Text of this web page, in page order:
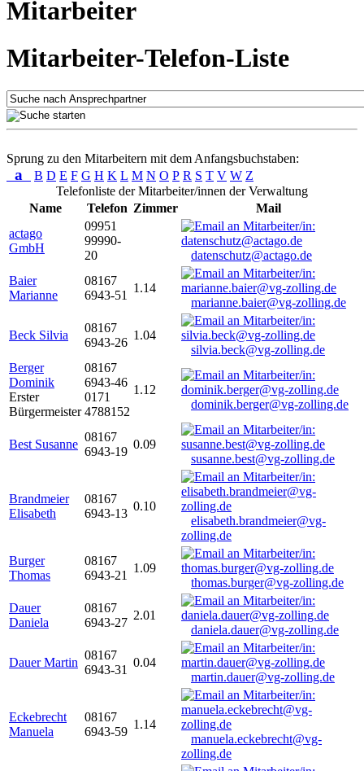
Mitarbeiter
Mitarbeiter-Telefon-Liste
Sprung zu den Mitarbeitern mit dem Anfangsbuchstaben:
a B D E F G H K L M N O P R S T V W Z
Telefonliste der Mitarbeiter/innen der Verwaltung
Name
Telefon Zimmer
Mail
actago
GmbH
09951
99990-
20
datenschutz@actago.de
Baier
Marianne
08167
6943-51
1.14
marianne.baier@vg-zolling.de
Beck Silvia
08167
6943-26
1.04
silvia.beck@vg-zolling.de
Berger
Dominik
Erster
Bürgermeister
08167
6943-46
0171
4788152
1.12
dominik.berger@vg-zolling.de
Best Susanne
08167
6943-19
0.09
susanne.best@vg-zolling.de
Brandmeier
Elisabeth
08167
6943-13
0.10
elisabeth.brandmeier@vg-
zolling.de
Burger
Thomas
08167
6943-21
1.09
thomas.burger@vg-zolling.de
Dauer
Daniela
08167
6943-27
2.01
daniela.dauer@vg-zolling.de
Dauer Martin
08167
6943-31
0.04
martin.dauer@vg-zolling.de
Eckebrecht
Manuela
08167
6943-59
1.14
manuela.eckebrecht@vg-
zolling.de